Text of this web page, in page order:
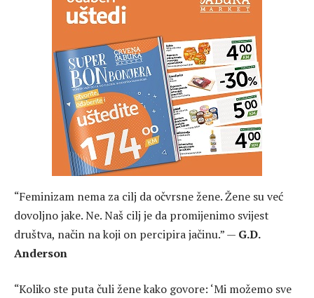
“Feminizam nema za cilj da očvrsne žene. Žene su već
dovoljno jake. Ne. Naš cilj je da promijenimo svijest
društva, način na koji on percipira jačinu.” — G.D.
Anderson
“Koliko ste puta čuli žene kako govore: ‘Mi možemo sve